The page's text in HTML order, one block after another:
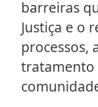
barreiras
Justiça e o
processos,
tratamento